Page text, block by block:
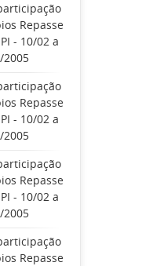
Repasse
- 10/02 a
2005
Repasse
- 10/02 a
2005
Repasse
- 10/02 a
2005
Repasse